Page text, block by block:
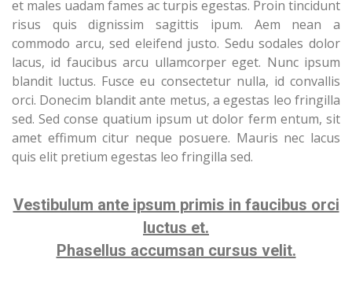
et males uadam fames ac turpis egestas. Proin tincidunt
risus quis dignissim sagittis ipum. Aem nean a
commodo arcu, sed eleifend justo. Sedu sodales dolor
lacus, id faucibus arcu ullamcorper eget. Nunc ipsum
blandit luctus. Fusce eu consectetur nulla, id convallis
orci. Donecim blandit ante metus, a egestas leo fringilla
sed. Sed conse quatium ipsum ut dolor ferm entum, sit
amet effimum citur neque posuere. Mauris nec lacus
quis elit pretium egestas leo fringilla sed.
Vestibulum ante ipsum primis in faucibus orci
luctus et.
Phasellus accumsan cursus velit.